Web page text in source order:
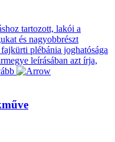
tartozott, lakói a
és nagyobbrészt
plébánia joghatósága
leírásában azt írja,